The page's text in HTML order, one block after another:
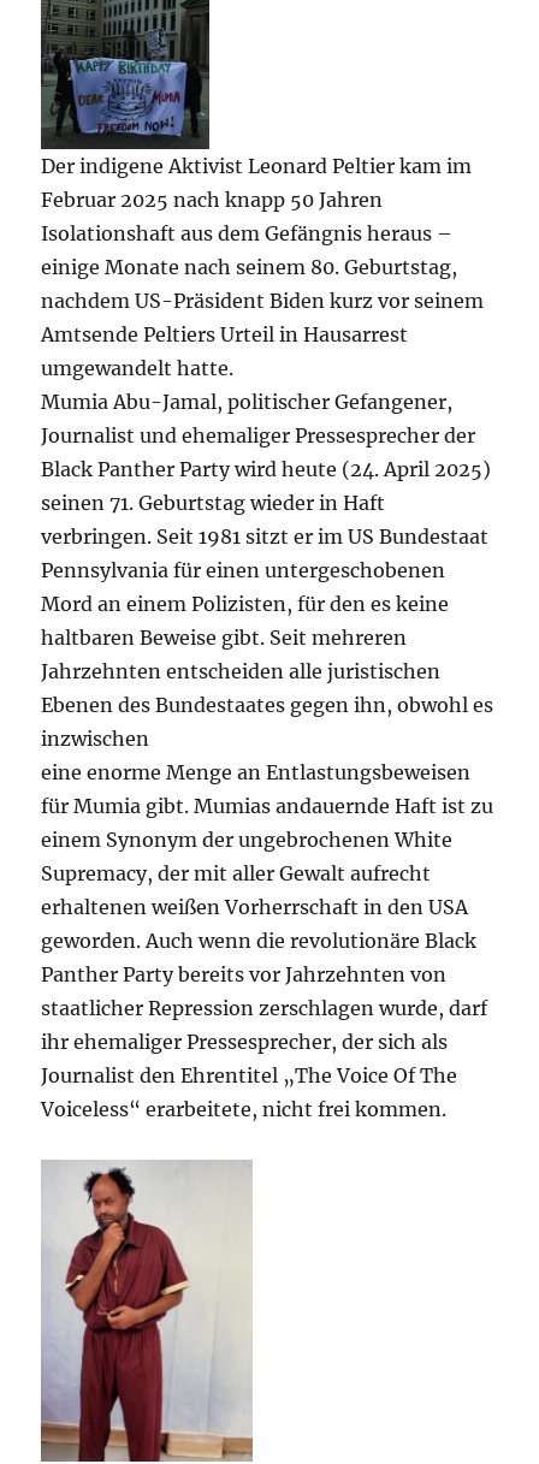
Der indigene Aktivist Leonard Peltier kam im
Februar 2025 nach knapp 50 Jahren
Isolationshaft aus dem Gefängnis heraus –
einige Monate nach seinem 80. Geburtstag,
nachdem US-Präsident Biden kurz vor seinem
Amtsende Peltiers Urteil in Hausarrest
umgewandelt hatte.
Mumia Abu-Jamal, politischer Gefangener,
Journalist und ehemaliger Pressesprecher der
Black Panther Party wird heute (24. April 2025)
seinen 71. Geburtstag wieder in Haft
verbringen. Seit 1981 sitzt er im US Bundestaat
Pennsylvania für einen untergeschobenen
Mord an einem Polizisten, für den es keine
haltbaren Beweise gibt. Seit mehreren
Jahrzehnten entscheiden alle juristischen
Ebenen des Bundestaates gegen ihn, obwohl es
inzwischen
eine enorme Menge an Entlastungsbeweisen
für Mumia gibt. Mumias andauernde Haft ist zu
einem Synonym der ungebrochenen White
Supremacy, der mit aller Gewalt aufrecht
erhaltenen weißen Vorherrschaft in den USA
geworden. Auch wenn die revolutionäre Black
Panther Party bereits vor Jahrzehnten von
staatlicher Repression zerschlagen wurde, darf
ihr ehemaliger Pressesprecher, der sich als
Journalist den Ehrentitel „The Voice Of The
Voiceless“ erarbeitete, nicht frei kommen.